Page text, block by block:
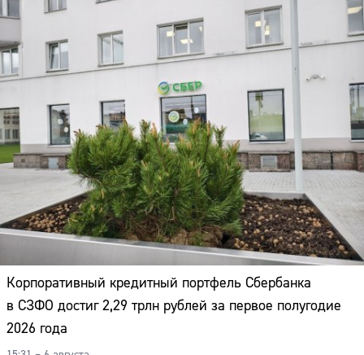
Корпоративный кредитный портфель Сбербанка
в СЗФО достиг 2,29 трлн рублей за первое полугодие
2026 года